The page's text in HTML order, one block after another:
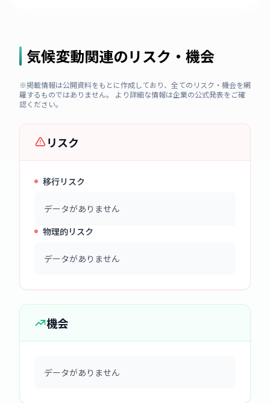
気候変動関連のリスク・機会
※掲載情報は公開資料をもとに作成しており、全てのリスク・機会を網
羅するものではありません。 より詳細な情報は企業の公式発表をご確
認ください。
リスク
移行リスク
データがありません
物理的リスク
データがありません
機会
データがありません